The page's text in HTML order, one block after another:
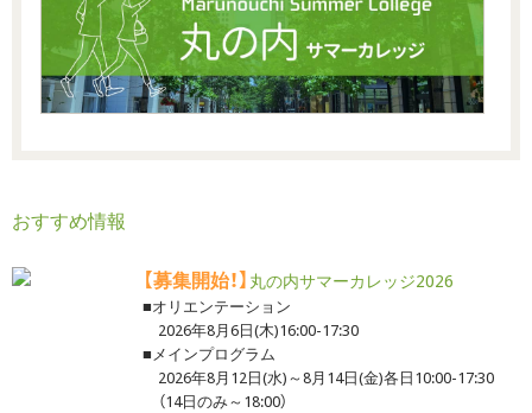
おすすめ情報
【募集開始！】 丸の内サマーカレッジ2026
■オリエンテーション
2026年8月6日(木)16:00-17:30
■メインプログラム
2026年8月12日(水)～8月14日(金)各日10:00-17:30
（14日のみ～18:00）